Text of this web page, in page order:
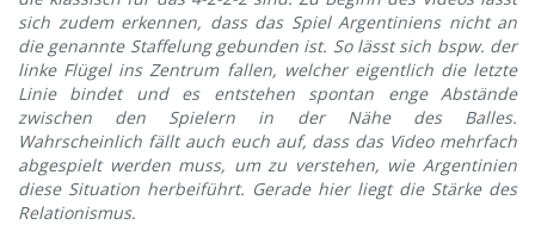
sich zudem erkennen, dass das Spiel Argentiniens nicht an
die genannte Staffelung gebunden ist. So lässt sich bspw. der
linke Flügel ins Zentrum fallen, welcher eigentlich die letzte
Linie bindet und es entstehen spontan enge Abstände
zwischen den Spielern in der Nähe des Balles.
Wahrscheinlich fällt auch euch auf, dass das Video mehrfach
abgespielt werden muss, um zu verstehen, wie Argentinien
diese Situation herbeiführt. Gerade hier liegt die Stärke des
Relationismus.